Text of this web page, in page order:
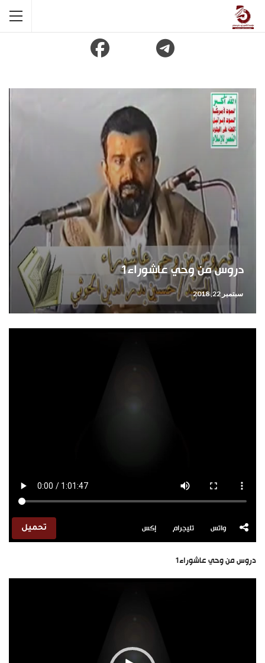
دروس من وحي عاشوراء1
سبتمبر 22, 2018
واتس تليجرام إكس تحميل
دروس من وحي عاشوراء1